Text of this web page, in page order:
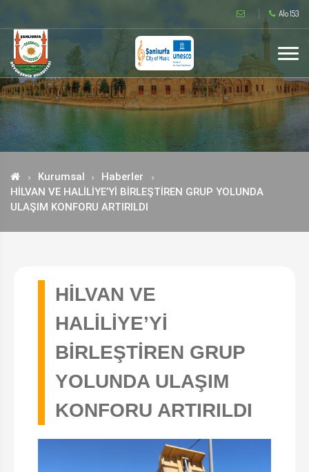
Alo 153
Kurumsal
Haberler
HİLVAN VE HALİLİYE’Yİ BİRLEŞTİREN GRUP YOLUNDA
ULAŞIM KONFORU ARTIRILDI
HİLVAN VE
HALİLİYE’Yİ
BİRLEŞTİREN GRUP
YOLUNDA ULAŞIM
KONFORU ARTIRILDI